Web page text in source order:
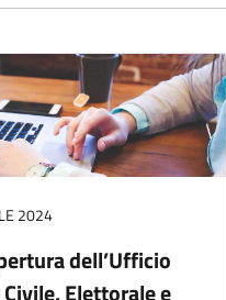
2024
dell’Ufficio
Elettorale e